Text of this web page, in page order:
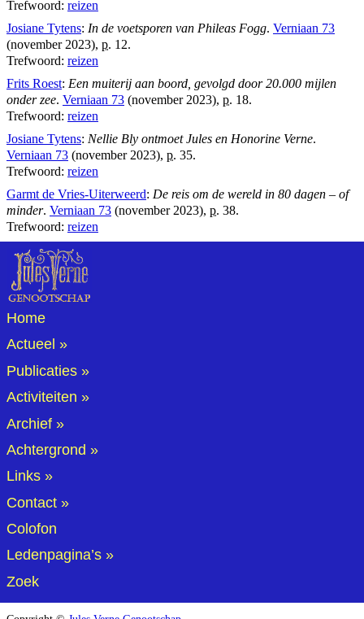
Trefwoord: reizen
Josiane Tytens: In de voetsporen van Phileas Fogg. Verniaan 73
(november 2023), p. 12.
Trefwoord: reizen
Frits Roest: Een muiterij aan boord, gevolgd door 20.000 mijlen
onder zee. Verniaan 73 (november 2023), p. 18.
Trefwoord: reizen
Josiane Tytens: Nellie Bly ontmoet Jules en Honorine Verne.
Verniaan 73 (november 2023), p. 35.
Trefwoord: reizen
Garmt de Vries-Uiterweerd: De reis om de wereld in 80 dagen – of
minder. Verniaan 73 (november 2023), p. 38.
Trefwoord: reizen
Home
Actueel
Publicaties
Activiteiten
Archief
Achtergrond
Links
Contact
Colofon
Ledenpagina’s
Zoek